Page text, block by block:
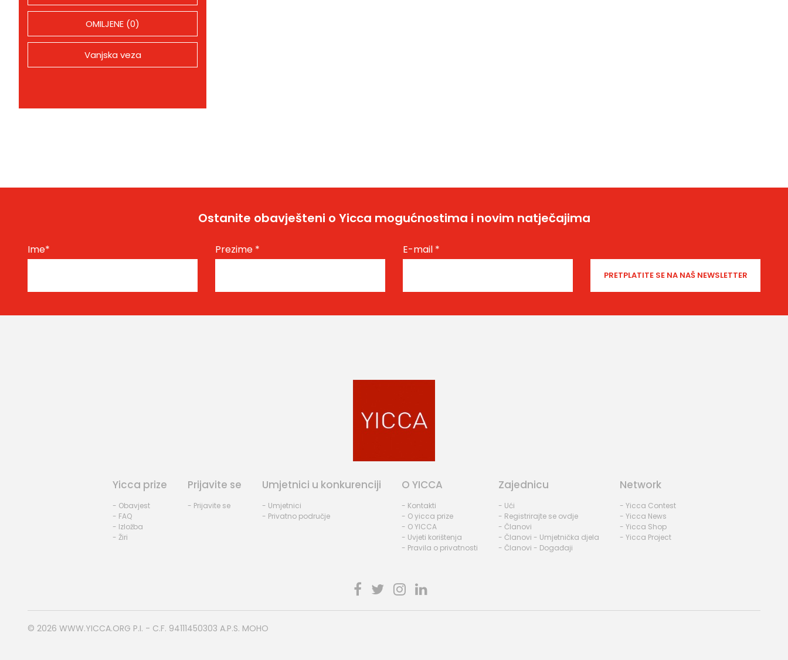
OMILJENE (0)
Vanjska veza
Ostanite obavješteni o Yicca mogućnostima i novim natječajima
Ime* Prezime * E-mail *
Yicca prize
- Obavjest
- FAQ
- Izložba
- Žiri
Prijavite se
- Prijavite se
Umjetnici u konkurenciji
- Umjetnici
- Privatno područje
O YICCA
- Kontakti
- O yicca prize
- O YICCA
- Uvjeti korištenja
- Pravila o privatnosti
Zajednicu
- Ući
- Registrirajte se ovdje
- Članovi
- Članovi - Umjetnička djela
- Članovi - Događaji
Network
- Yicca Contest
- Yicca News
- Yicca Shop
- Yicca Project
© 2026 WWW.YICCA.ORG P.I. - C.F. 94111450303 A.P.S. MOHO